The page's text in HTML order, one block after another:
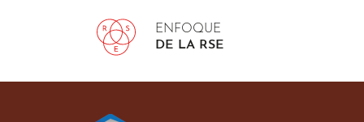
ENFOQUE
DE LA RSE